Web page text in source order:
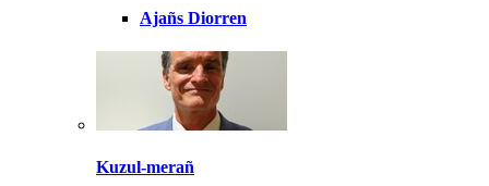
Ajañs Diorren
Kuzul-merañ